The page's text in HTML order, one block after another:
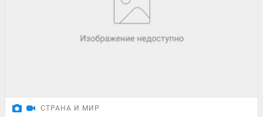
СТРАНА И МИР